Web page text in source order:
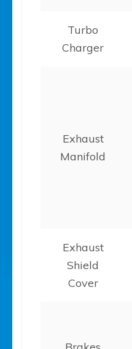
Turbo
Charger
Exhaust
Manifold
Exhaust
Shield
Cover